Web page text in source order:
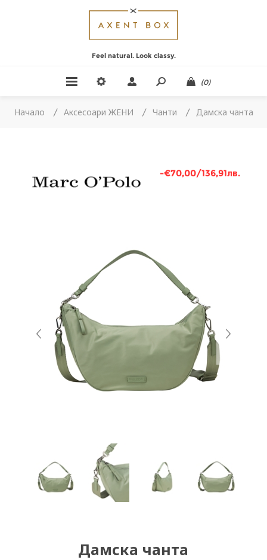
Feel natural. Look classy.
(0)
Начало / Аксесоари ЖЕНИ / Чанти / Дамска чанта
-€70,00/136,91лв.
Дамска чанта